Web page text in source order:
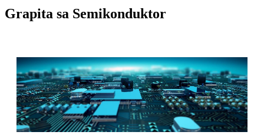
Grapita sa Semikonduktor